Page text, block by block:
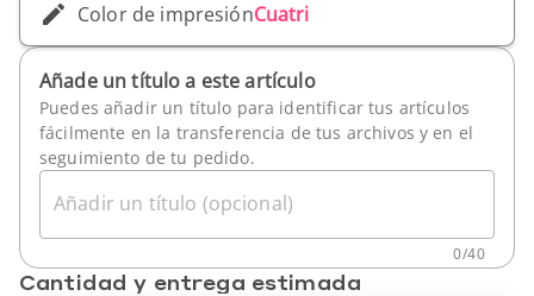
Color de impresiónCuatri
Añade un título a este artículo
Puedes añadir un título para identificar tus artículos
fácilmente en la transferencia de tus archivos y en el
seguimiento de tu pedido.
Añadir un título (opcional)
0/40
Cantidad y entrega estimada